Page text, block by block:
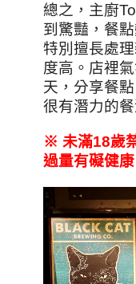
總之，主廚
到驚豔，餐
特別擅長處
度高。店裡
天，分享餐
很有潛力的
※ 未滿18歲
過量有礙健康